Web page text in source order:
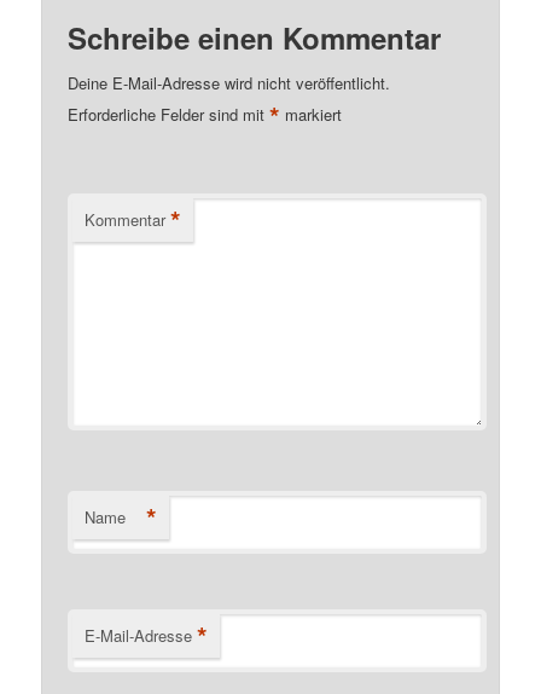
Schreibe einen Kommentar
Deine E-Mail-Adresse wird nicht veröffentlicht.
Erforderliche Felder sind mit* markiert
Kommentar *
Name *
E-Mail-Adresse *